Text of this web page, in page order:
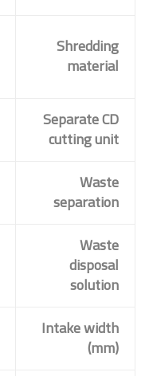
Shredding
material
Separate CD
cutting unit
Waste
separation
Waste
disposal
solution
Intake width
(mm)